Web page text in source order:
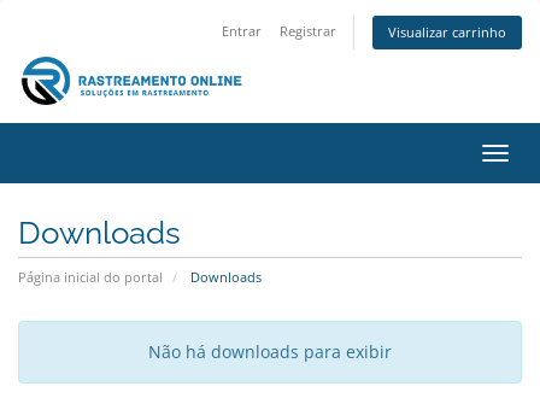
Entrar Registrar Visualizar carrinho
Downloads
Página inicial do portal Downloads
Não há downloads para exibir